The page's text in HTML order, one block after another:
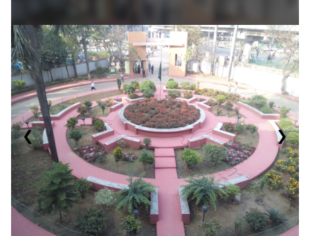
❮ ❯